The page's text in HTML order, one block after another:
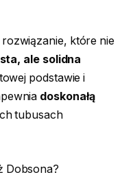
które nie
ale solidna
podstawie i
doskonałą
tubusach
Dobsona?